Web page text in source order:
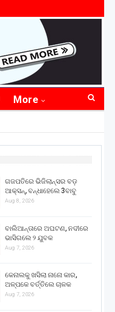
More
ଗଜପତିରେ ଭିଜିଲାନ୍ସର ବଡ଼
ଆକ୍ସନ୍, ବନ୍ଧାହେଲେ 3ବାବୁ
Aug 8, 2026
ବାଲିଆନ୍ତାରେ ଅଘଟଣ, ନଦୀରେ
ଭାସିଗଲେ ୨ ଯୁବକ
Aug 7, 2026
କେନାଲକୁ ଖସିଲା ନାନୋ କାର,
ଅଳ୍ପକେ ବର୍ତ୍ତିଲେ ଚାଳକ
Aug 7, 2026